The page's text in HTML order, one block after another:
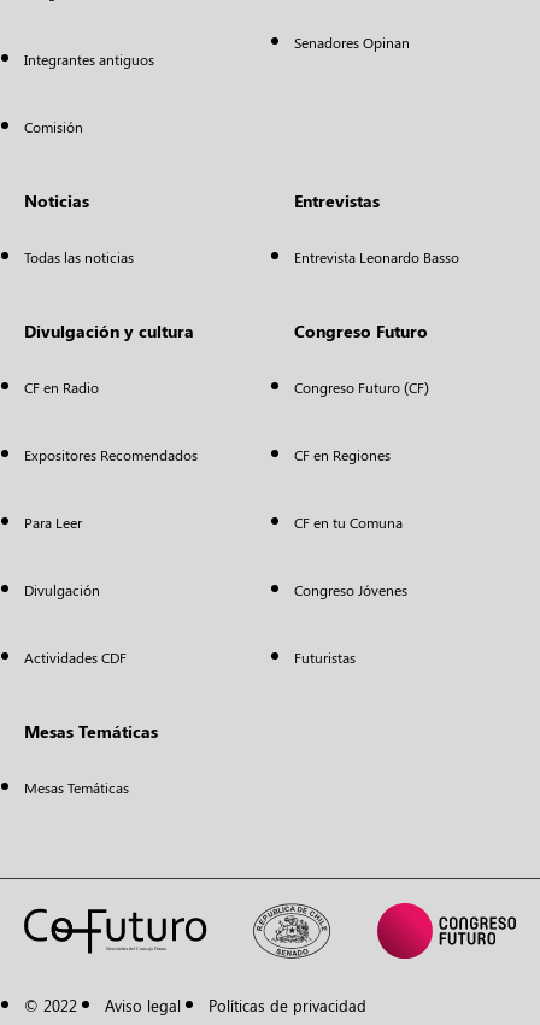
Integrantes antiguos
Comisión
Senadores Opinan
Noticias
Todas las noticias
Entrevistas
Entrevista Leonardo Basso
Divulgación y cultura
CF en Radio
Expositores Recomendados
Para Leer
Divulgación
Actividades CDF
Congreso Futuro
Congreso Futuro (CF)
CF en Regiones
CF en tu Comuna
Congreso Jóvenes
Futuristas
Mesas Temáticas
Mesas Temáticas
© 2022 Aviso legal Políticas de privacidad